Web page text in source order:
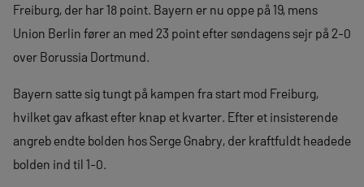
Freiburg, der har 18 point. Bayern er nu oppe på 19, mens
Union Berlin fører an med 23 point efter søndagens sejr på 2-0
over Borussia Dortmund.
Bayern satte sig tungt på kampen fra start mod Freiburg,
hvilket gav afkast efter knap et kvarter. Efter et insisterende
angreb endte bolden hos Serge Gnabry, der kraftfuldt headede
bolden ind til 1-0.